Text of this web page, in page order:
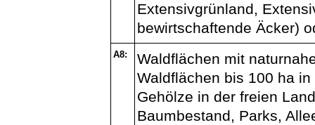
Extensivgrünland,
bewirtschaftende Äcker)
A8:
Waldflächen mit
Waldflächen bis 100 ha
Gehölze in der freien
Baumbestand, Parks,